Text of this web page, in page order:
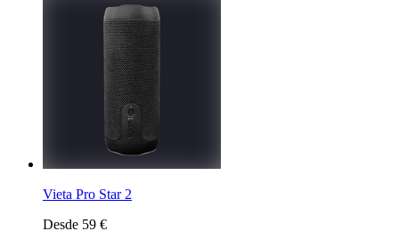
Vieta Pro Star 2
Desde 59 €